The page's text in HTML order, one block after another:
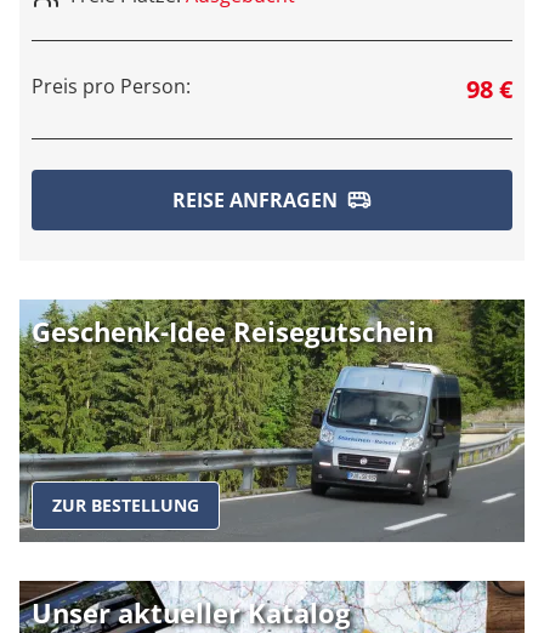
Preis pro Person: 98 €
REISE ANFRAGEN
Geschenk-Idee Reisegutschein
ZUR BESTELLUNG
Unser aktueller Katalog